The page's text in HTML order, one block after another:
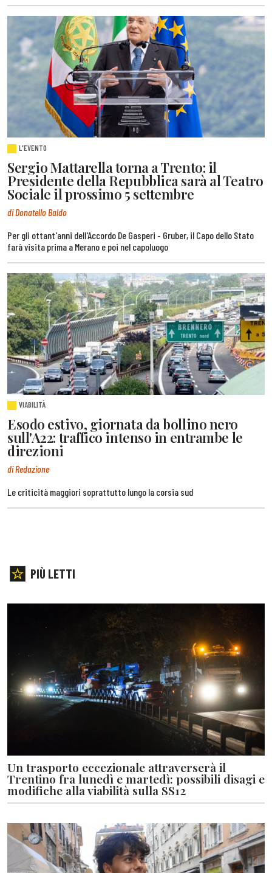
L'EVENTO
Sergio Mattarella torna a Trento: il
Presidente della Repubblica sarà al Teatro
Sociale il prossimo 5 settembre
di Donatello Baldo
Per gli ottant'anni dell'Accordo De Gasperi - Gruber, il Capo dello Stato
farà visita prima a Merano e poi nel capoluogo
VIABILITÀ
Esodo estivo, giornata da bollino nero
sull'A22: traffico intenso in entrambe le
direzioni
di Redazione
Le criticità maggiori soprattutto lungo la corsia sud
PIÙ LETTI
Un trasporto eccezionale attraverserà il
Trentino fra lunedì e martedì: possibili disagi e
modifiche alla viabilità sulla SS12